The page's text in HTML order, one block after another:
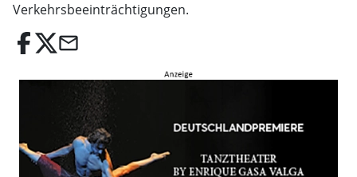
Verkehrsbeeinträchtigungen.
email